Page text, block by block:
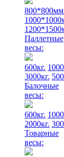
Паллетные
весы:
600кг.
3000кг.
Балочные
весы:
600кг.
2000кг.
Товарные
весы: